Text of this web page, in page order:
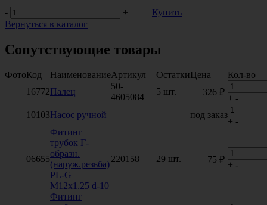
-
+
Купить
Вернуться в каталог
Сопутствующие товары
ФотоКод НаименованиеАртикул ОстаткиЦена
Кол-во
16772Палец
50-
4605084
5 шт. 326 ₽
+ -
10103Насос ручной — под заказ
+ -
06655
Фитинг
трубок Г-
образн.
(наруж.резьба)
PL-G
M12x1.25 d-10
220158 29 шт. 75 ₽
+ -
Фитинг